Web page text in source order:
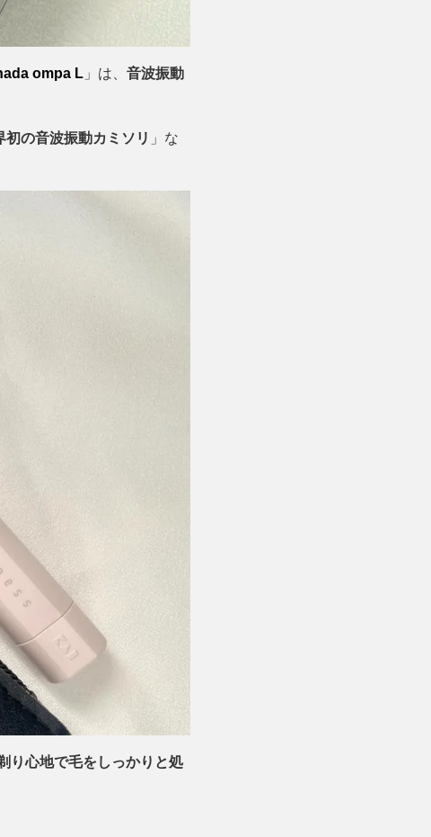
ompa L 」は、 音波振動
初の音波振動カミソリ 」な
り心地で毛をしっかりと処